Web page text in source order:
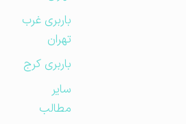
باربری غرب
تهران
باربری کرج
مطالب